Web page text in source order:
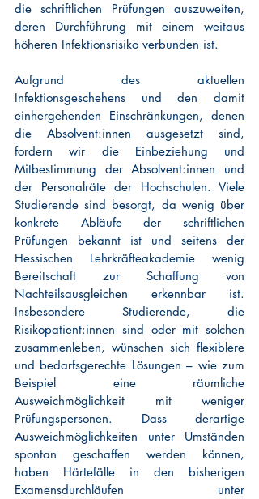
die schriftlichen Prüfungen auszuweiten,
deren Durchführung mit einem weitaus
höheren Infektionsrisiko verbunden ist.
Aufgrund des aktuellen
Infektionsgeschehens und den damit
einhergehenden Einschränkungen, denen
die Absolvent:innen ausgesetzt sind,
fordern wir die Einbeziehung und
Mitbestimmung der Absolvent:innen und
der Personalräte der Hochschulen. Viele
Studierende sind besorgt, da wenig über
konkrete Abläufe der schriftlichen
Prüfungen bekannt ist und seitens der
Hessischen Lehrkräfteakademie wenig
Bereitschaft zur Schaffung von
Nachteilsausgleichen erkennbar ist.
Insbesondere Studierende, die
Risikopatient:innen sind oder mit solchen
zusammenleben, wünschen sich flexiblere
und bedarfsgerechte Lösungen – wie zum
Beispiel eine räumliche
Ausweichmöglichkeit mit weniger
Prüfungspersonen. Dass derartige
Ausweichmöglichkeiten unter Umständen
spontan geschaffen werden können,
haben Härtefälle in den bisherigen
Examensdurchläufen unter